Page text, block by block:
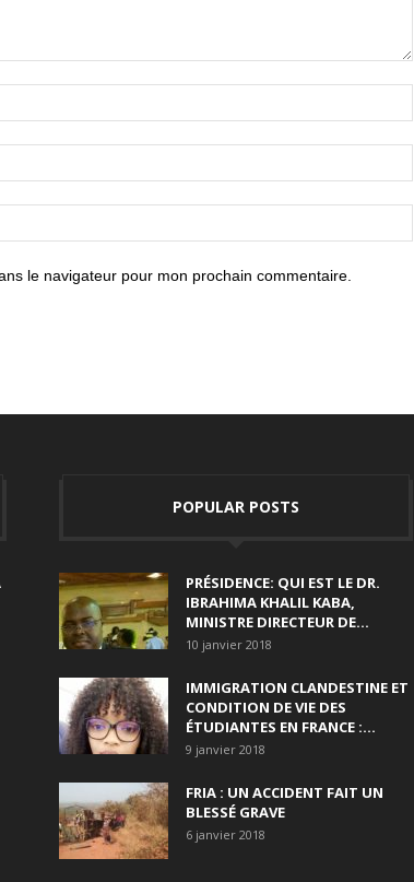
le navigateur pour mon prochain commentaire.
POPULAR POSTS
PRÉSIDENCE: QUI EST LE DR.
IBRAHIMA KHALIL KABA,
MINISTRE DIRECTEUR DE...
10 janvier 2018
IMMIGRATION CLANDESTINE ET
CONDITION DE VIE DES
ÉTUDIANTES EN FRANCE :...
9 janvier 2018
FRIA : UN ACCIDENT FAIT UN
BLESSÉ GRAVE
6 janvier 2018